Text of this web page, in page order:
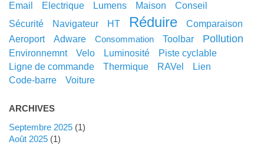
email
electrique lumens maison
conseil
sécurité
navigateur HT réduire
comparaison
aeroport
adware consommation toolbar pollution
environnemnt velo luminosité
piste cyclable
ligne de commande
thermique RAVel
lien
code-barre
voiture
ARCHIVES
septembre 2025(1)
août 2025(1)